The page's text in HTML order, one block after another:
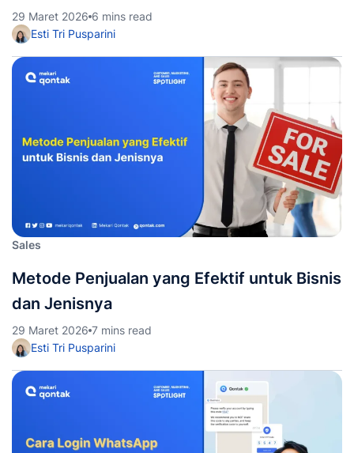
29 Maret 2026 6 mins read
Esti Tri Pusparini
Sales
Metode Penjualan yang Efektif untuk Bisnis
dan Jenisnya
29 Maret 2026 7 mins read
Esti Tri Pusparini